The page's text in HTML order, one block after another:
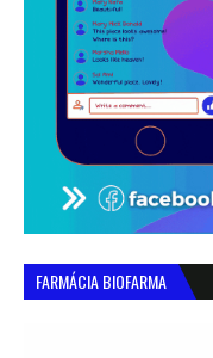
FARMÁCIA BIOFARMA